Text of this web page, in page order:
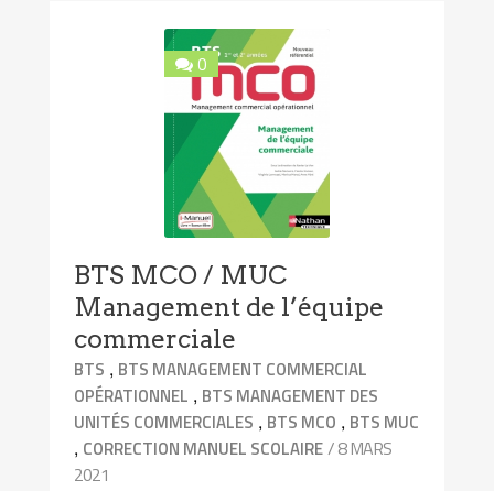
0
BTS MCO / MUC
Management de l’équipe
commerciale
BTS , BTS MANAGEMENT COMMERCIAL
OPÉRATIONNEL , BTS MANAGEMENT DES
UNITÉS COMMERCIALES , BTS MCO , BTS MUC
, CORRECTION MANUEL SCOLAIRE/ 8 MARS
2021